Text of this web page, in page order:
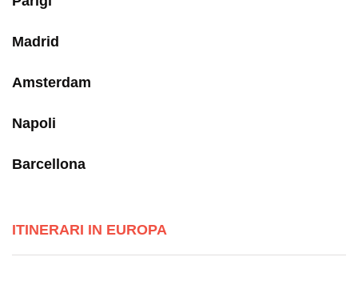
Madrid
Amsterdam
Napoli
Barcellona
ITINERARI IN EUROPA